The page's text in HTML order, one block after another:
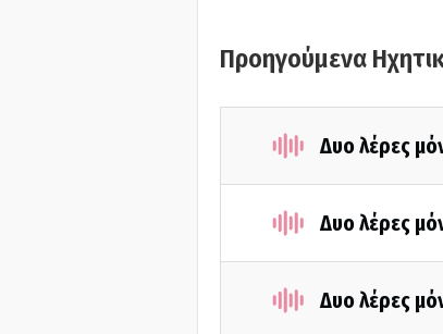
Προηγούμενα
Δυο λέρες
Δυο λέρες
Δυο λέρες